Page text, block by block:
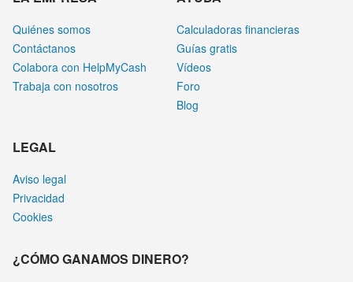
Quiénes somos
Contáctanos
Colabora con HelpMyCash
Trabaja con nosotros
Calculadoras financieras
Guías gratis
Vídeos
Foro
Blog
LEGAL
Aviso legal
Privacidad
Cookies
¿CÓMO GANAMOS DINERO?